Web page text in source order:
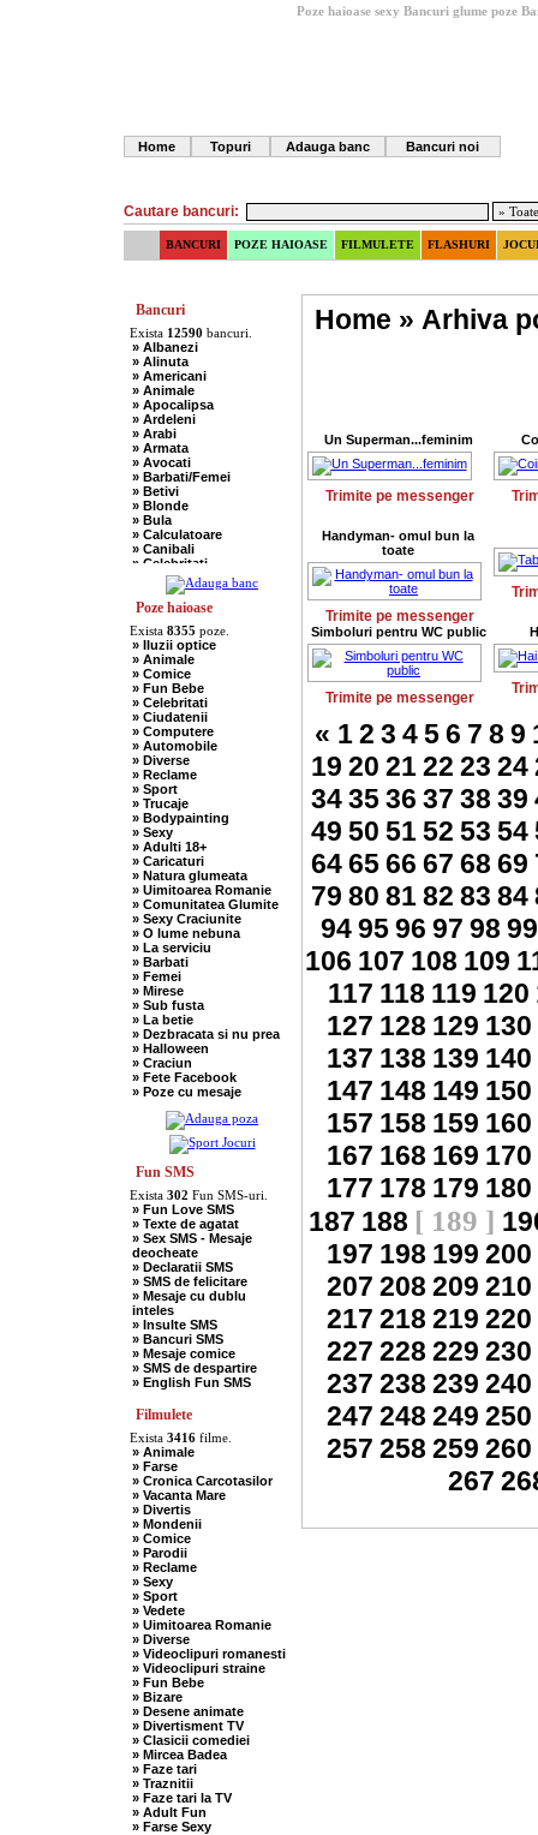
Poze haioase sexy Bancuri glume poze
Home Topuri Adauga banc Bancuri noi
Cautare bancuri:
BANCURI POZE HAIOASE FILMULETE FLASHURI
Bancuri
Exista 12590 bancuri.
» Albanezi
» Alinuta
» Americani
» Animale
» Apocalipsa
» Ardeleni
» Arabi
» Armata
» Avocati
» Barbati/Femei
» Betivi
» Blonde
» Bula
» Calculatoare
» Canibali
» Celebritati
» Chelneri
» Chuck Norris
» Ciobani
» Copii
» Craciun
» Cugetari
» Culmi
» Deocheate
» Diverse
» Doctori
» Elevi-Studenti
» Englezi
» Evrei
» Francezi
» Ingineri
» Ion si Maria
» Istorice
» Misogine
» Moldoveni
» Mosnegi
» Nebuni
» Negri
» Olteni
» Pescari
» Perle
» Politice
» Politisti
» Popi
» Radio Erevan
» Religioase
» Romani
» Sadice
» Secretare
» Sefi
» Scotieni
» Seci
» Soacre
» Sport
» Soferi
» Tarani
» Tigani
» Umor Negru
» Vanatori
Poze haioase
Exista 8355 poze.
» Iluzii optice
» Animale
» Comice
» Fun Bebe
» Celebritati
» Ciudatenii
» Computere
» Automobile
» Diverse
» Reclame
» Sport
» Trucaje
» Bodypainting
» Sexy
» Adulti 18+
» Caricaturi
» Natura glumeata
» Uimitoarea Romanie
» Comunitatea Glumite
» Sexy Craciunite
» O lume nebuna
» La serviciu
» Barbati
» Femei
» Mirese
» Sub fusta
» La betie
» Dezbracata si nu prea
» Halloween
» Craciun
» Fete Facebook
» Poze cu mesaje
Fun SMS
Exista 302 Fun SMS-uri.
» Fun Love SMS
» Texte de agatat
» Sex SMS - Mesaje
deocheate
» Declaratii SMS
» SMS de felicitare
» Mesaje cu dublu
inteles
» Insulte SMS
» Bancuri SMS
» Mesaje comice
» SMS de despartire
» English Fun SMS
Filmulete
Exista 3416filme.
» Animale
» Farse
» Cronica Carcotasilor
» Vacanta Mare
» Divertis
» Mondenii
» Comice
» Parodii
» Reclame
» Sexy
» Sport
» Vedete
» Uimitoarea Romanie
» Diverse
» Videoclipuri romanesti
» Videoclipuri straine
» Fun Bebe
» Bizare
» Desene animate
» Divertisment TV
» Clasicii comediei
» Mircea Badea
» Faze tari
» Traznitii
» Faze tari la TV
» Adult Fun
» Farse Sexy
Home » Arhiva
Un Superman...feminim
Trimite pe messenger
Handyman- omul bun la
toate
Trimite pe messenger
Simboluri pentru WC public
Trimite pe messenger
« 12 3 456 7 8 9
19 20 2122 23 24
343536 37 38 39
49 50 5152 53 54
646566 67 68 69
79 80 8182 83 84
94 95 96 97 98 99
106 107 108 109
117 118 119 120
127 128 129 130
137 138 139 140
147 148 149 150
157 158 159 160
167 168 169 170
177 178 179 180
187 188 [ 189 ]
197 198 199 200
207 208 209 210
217 218 219 220
227 228 229 230
237 238 239 240
247 248 249 250
257 258 259 260
267